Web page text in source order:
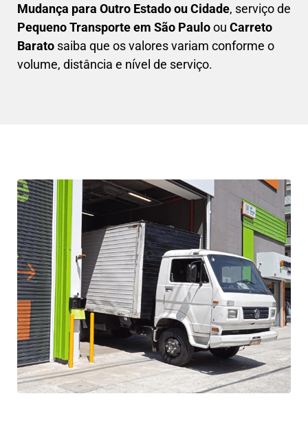
Mudança para Outro Estado ou Cidade, serviço de
Pequeno Transporte em São Pauloou Carreto
Barato saiba que os valores variam conforme o
volume, distância e nível de serviço.